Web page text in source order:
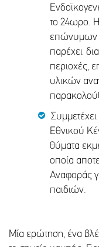
το 24ωρο.
επώνυμων
παρέχει
περιοχές,
υλικών
Εθνικού
θύματα
οποία
Αναφοράς
παιδιών.
Μία ερώτηση, ένα